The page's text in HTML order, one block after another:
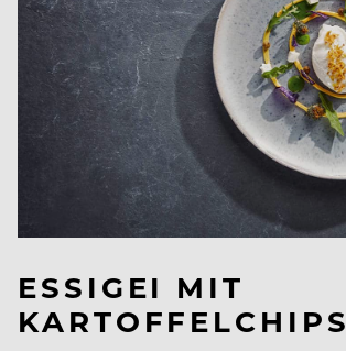
ESSIGEI MIT
KARTOFFELCHIPS